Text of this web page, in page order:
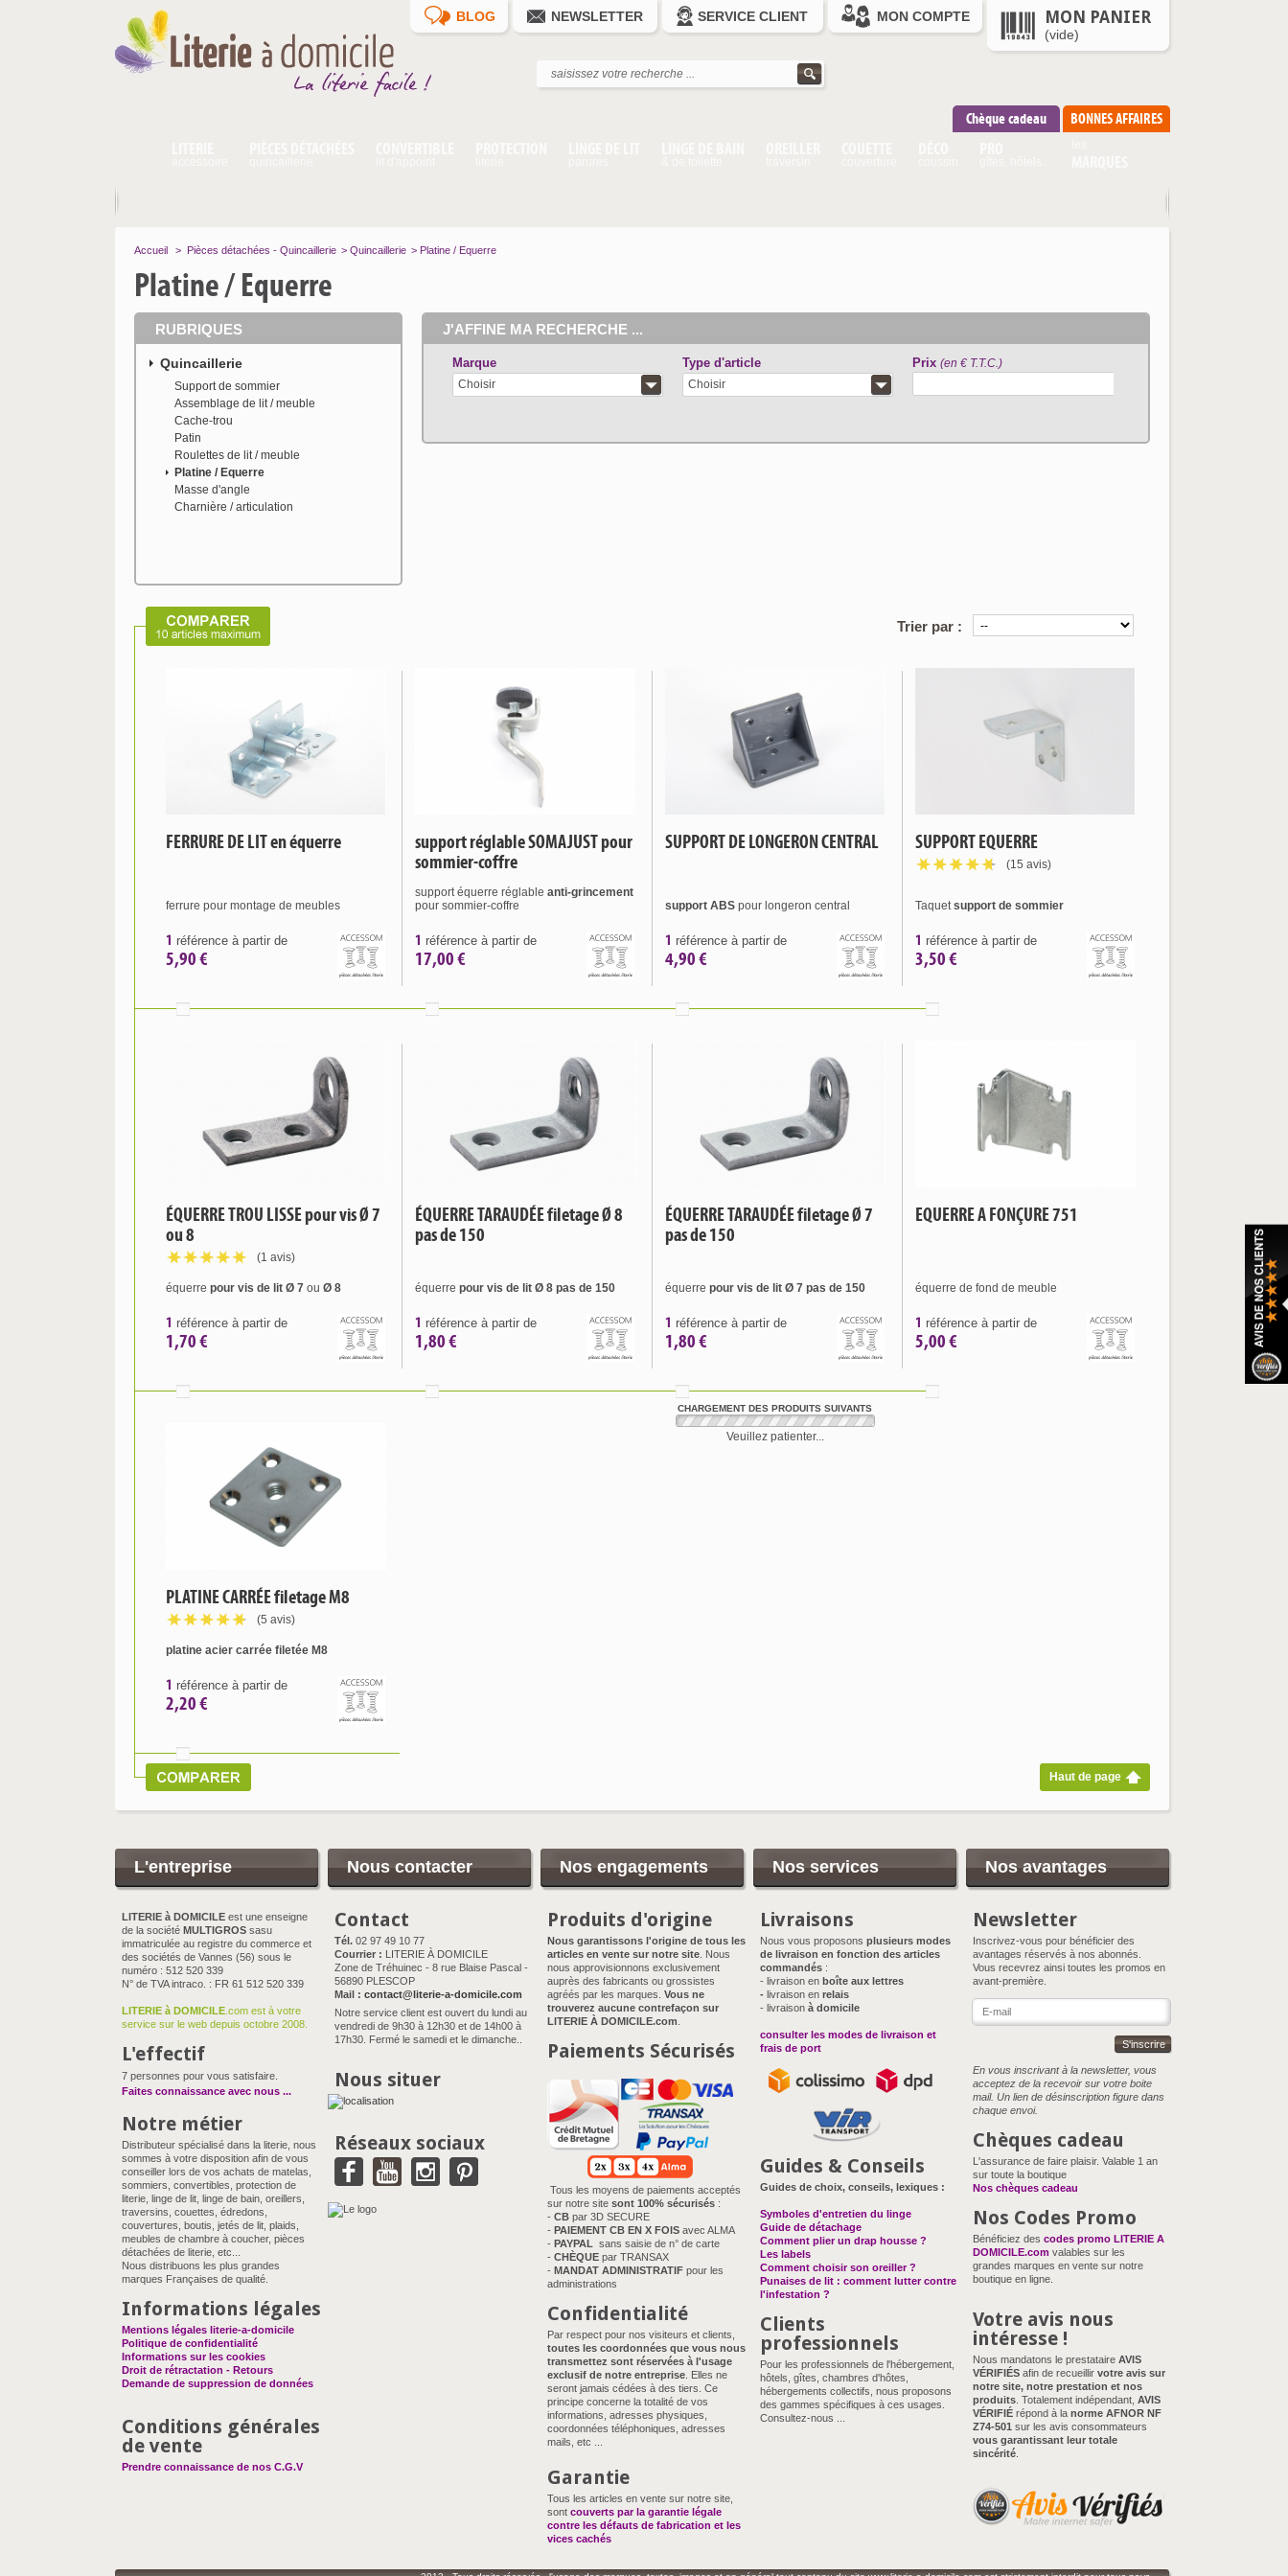
BLOG NEWSLETTER SERVICE CLIENT MON COMPTE MON PANIER
(vide)
BONNES AFFAIRES
Chèque cadeau
Accueil > Pièces détachées - Quincaillerie > Quincaillerie > Platine / Equerre
Platine / Equerre
RUBRIQUES
Quincaillerie
Support de sommier
Assemblage de lit / meuble
Cache-trou
Patin
Roulettes de lit / meuble
Platine / Equerre
Masse d'angle
Charnière / articulation
J'AFFINE MA RECHERCHE ...
Marque
Choisir
Type d'article
Choisir
Prix (en € T.T.C.)
Trier par :
FERRURE DE LIT en équerre
ferrure pour montage de meubles
1 référence à partir de
5,90 €
support réglable SOMAJUST pour
sommier-coffre
support équerre réglable anti-grincement
pour sommier-coffre
1 référence à partir de
17,00 €
SUPPORT DE LONGERON CENTRAL
support ABS pour longeron central
1 référence à partir de
4,90 €
SUPPORT EQUERRE
(15 avis)
Taquetsupport de sommier
1 référence à partir de
3,50 €
ÉQUERRE TROU LISSE pour vis Ø 7
ou 8
(1 avis)
équerre pour vis de lit Ø 7 ou Ø 8
1 référence à partir de
1,70 €
ÉQUERRE TARAUDÉE filetage Ø 8
pas de 150
équerre pour vis de lit Ø 8 pas de 150
1 référence à partir de
1,80 €
ÉQUERRE TARAUDÉE filetage Ø 7
pas de 150
équerre pour vis de lit Ø 7 pas de 150
1 référence à partir de
1,80 €
EQUERRE A FONÇURE 751
équerre de fond de meuble
1 référence à partir de
5,00 €
PLATINE CARRÉE filetage M8
(5 avis)
platine acier carrée filetée M8
1 référence à partir de
2,20 €
CHARGEMENT DES PRODUITS SUIVANTS
Veuillez patienter...
Haut de page
L'entreprise
LITERIE à DOMICILE est une enseigne
de la société MULTIGROS sasu
immatriculée au registre du commerce et
des sociétés de Vannes (56) sous le
numéro : 512 520 339
N° de TVA intraco. : FR 61 512 520 339
LITERIE à DOMICILE .com est à votre
service sur le web depuis octobre 2008.
L'effectif
7 personnes pour vous satisfaire.
Faites connaissance avec nous ...
Notre métier
Distributeur spécialisé dans la literie, nous
sommes à votre disposition afin de vous
conseiller lors de vos achats de matelas,
sommiers, convertibles, protection de
literie, linge de lit, linge de bain, oreillers,
traversins, couettes, édredons,
couvertures, boutis, jetés de lit, plaids,
meubles de chambre à coucher, pièces
détachées de literie, etc...
Nous distribuons les plus grandes
marques Françaises de qualité.
Informations légales
Mentions légales literie-a-domicile
Politique de confidentialité
Informations sur les cookies
Droit de rétractation - Retours
Demande de suppression de données
Conditions générales
de vente
Prendre connaissance de nos C.G.V
Nous contacter
Contact
Tél. 02 97 49 10 77
Courrier : LITERIE À DOMICILE
Zone de Tréhuinec - 8 rue Blaise Pascal -
56890 PLESCOP
Mail : contact@literie-a-domicile.com
Notre service client est ouvert du lundi au
vendredi de 9h30 à 12h30 et de 14h00 à
17h30. Fermé le samedi et le dimanche..
Nous situer
Réseaux sociaux
Nos engagements
Produits d'origine
Nous garantissons l'origine de tous les
articles en vente sur notre site . Nous
nous approvisionnons exclusivement
auprès des fabricants ou grossistes
agréés par les marques. Vous ne
trouverez aucune contrefaçon sur
LITERIE À DOMICILE.com
Paiements Sécurisés
Tous les moyens de paiements acceptés
sur notre site sont 100% sécurisés :
- CB par 3D SECURE
- PAIEMENT CB EN X FOIS avec ALMA
- PAYPAL sans saisie de n° de carte
- CHÈQUE par TRANSAX
- MANDAT ADMINISTRATIF pour les
administrations
Confidentialité
Par respect pour nos visiteurs et clients,
toutes les coordonnées que vous nous
transmettez sont réservées à l'usage
exclusif de notre entreprise . Elles ne
seront jamais cédées à des tiers. Ce
principe concerne la totalité de vos
informations, adresses physiques,
coordonnées téléphoniques, adresses
mails, etc ...
Garantie
Tous les articles en vente sur notre site,
sont couverts par la garantie légale
contre les défauts de fabrication et les
vices cachés
Nos services
Livraisons
Nous vous proposons plusieurs modes
de livraison en fonction des articles
commandés :
- livraison en boîte aux lettres
- livraison en relais
- livraison à domicile
consulter les modes de livraison et
frais de port
Guides & Conseils
Guides de choix, conseils, lexiques :
Symboles d'entretien du linge
Guide de détachage
Comment plier un drap housse ?
Les labels
Comment choisir son oreiller ?
Punaises de lit : comment lutter contre
l'infestation ?
Clients
professionnels
Pour les professionnels de l'hébergement,
hôtels, gîtes, chambres d'hôtes,
hébergements collectifs, nous proposons
des gammes spécifiques à ces usages.
Consultez-nous ...
Nos avantages
Newsletter
Inscrivez-vous pour bénéficier des
avantages réservés à nos abonnés.
Vous recevrez ainsi toutes les promos en
avant-première.
S'inscrire
En vous inscrivant à la newsletter, vous
acceptez de la recevoir sur votre boite
mail. Un lien de désinscription figure dans
chaque envoi.
Chèques cadeau
L'assurance de faire plaisir. Valable 1 an
sur toute la boutique
Nos chèques cadeau
Nos Codes Promo
Bénéficiez des codes promo LITERIE A
DOMICILE.com valables sur les
grandes marques en vente sur notre
boutique en ligne.
Votre avis nous
intéresse !
Nous mandatons le prestataire AVIS
VÉRIFIÉS afin de recueillir votre avis sur
notre site, notre prestation et nos
produits . Totalement indépendant, AVIS
VÉRIFIÉ répond à la norme AFNOR NF
Z74-501 sur les avis consommateurs
vous garantissant leur totale
sincérité